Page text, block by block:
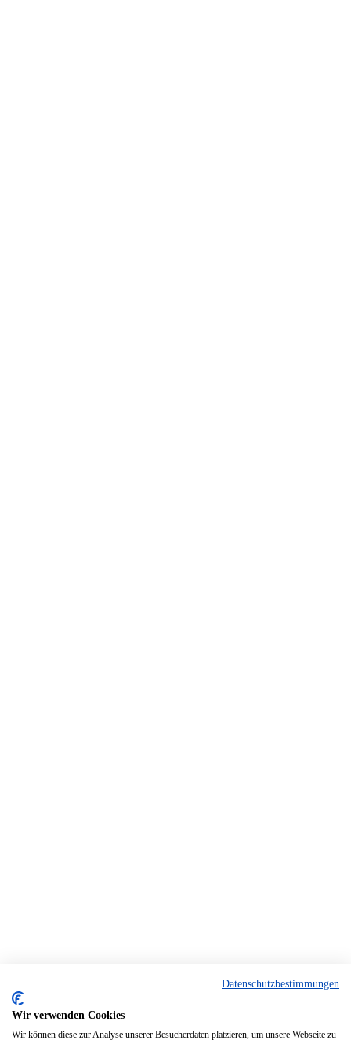
Datenschutzbestimmungen
Wir verwenden Cookies
Wir können diese zur Analyse unserer Besucherdaten platzieren, um unsere Webseite zu